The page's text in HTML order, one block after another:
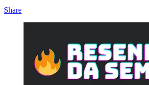
Share